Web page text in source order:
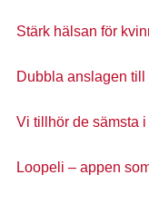
Stärk hälsan för
Dubbla anslagen
Vi tillhör de sämsta
Loopeli – appen